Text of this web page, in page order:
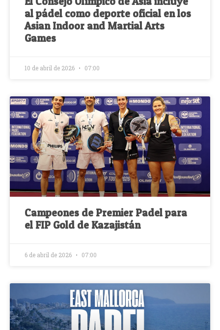
al pádel como deporte oficial en los
Asian Indoor and Martial Arts
Games
10 de abril de 2026 07:00
Campeones de Premier Padel para
el FIP Gold de Kazajistán
6 de abril de 2026 07:00